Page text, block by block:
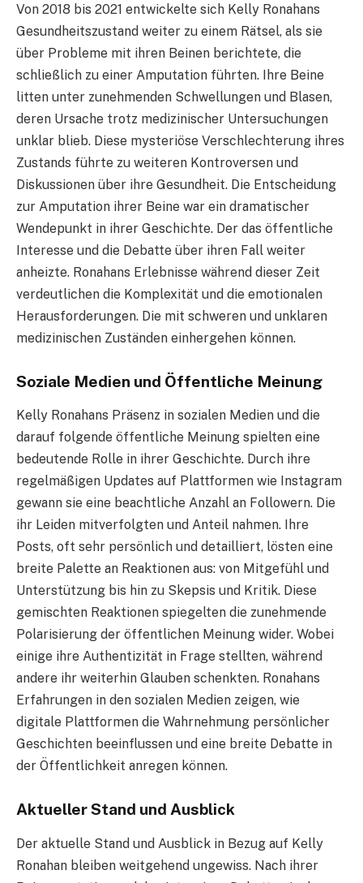
Von 2018 bis 2021 entwickelte sich Kelly Ronahans
Gesundheitszustand weiter zu einem Rätsel, als sie
über Probleme mit ihren Beinen berichtete, die
schließlich zu einer Amputation führten. Ihre Beine
litten unter zunehmenden Schwellungen und Blasen,
deren Ursache trotz medizinischer Untersuchungen
unklar blieb. Diese mysteriöse Verschlechterung ihres
Zustands führte zu weiteren Kontroversen und
Diskussionen über ihre Gesundheit. Die Entscheidung
zur Amputation ihrer Beine war ein dramatischer
Wendepunkt in ihrer Geschichte. Der das öffentliche
Interesse und die Debatte über ihren Fall weiter
anheizte. Ronahans Erlebnisse während dieser Zeit
verdeutlichen die Komplexität und die emotionalen
Herausforderungen. Die mit schweren und unklaren
medizinischen Zuständen einhergehen können.
Soziale Medien und Öffentliche Meinung
Kelly Ronahans Präsenz in sozialen Medien und die
darauf folgende öffentliche Meinung spielten eine
bedeutende Rolle in ihrer Geschichte. Durch ihre
regelmäßigen Updates auf Plattformen wie Instagram
gewann sie eine beachtliche Anzahl an Followern. Die
ihr Leiden mitverfolgten und Anteil nahmen. Ihre
Posts, oft sehr persönlich und detailliert, lösten eine
breite Palette an Reaktionen aus: von Mitgefühl und
Unterstützung bis hin zu Skepsis und Kritik. Diese
gemischten Reaktionen spiegelten die zunehmende
Polarisierung der öffentlichen Meinung wider. Wobei
einige ihre Authentizität in Frage stellten, während
andere ihr weiterhin Glauben schenkten. Ronahans
Erfahrungen in den sozialen Medien zeigen, wie
digitale Plattformen die Wahrnehmung persönlicher
Geschichten beeinflussen und eine breite Debatte in
der Öffentlichkeit anregen können.
Aktueller Stand und Ausblick
Der aktuelle Stand und Ausblick in Bezug auf Kelly
Ronahan bleiben weitgehend ungewiss. Nach ihrer